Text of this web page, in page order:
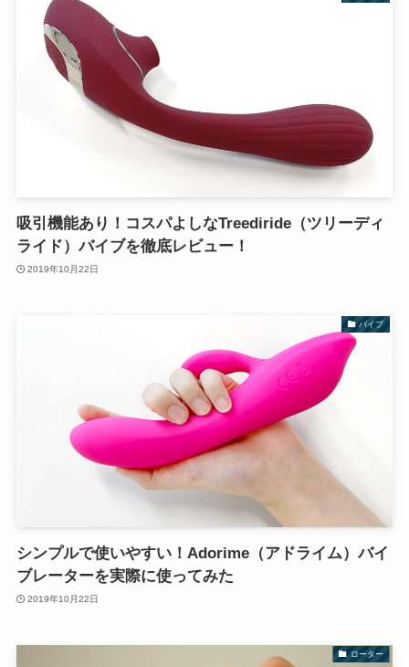
吸引機能あり！コスパよしなTreediride（ツリーディ
ライド）バイブを徹底レビュー！
2019年10月22日
バイブ
シンプルで使いやすい！Adorime（アドライム）バイ
ブレーターを実際に使ってみた
2019年10月22日
ローター